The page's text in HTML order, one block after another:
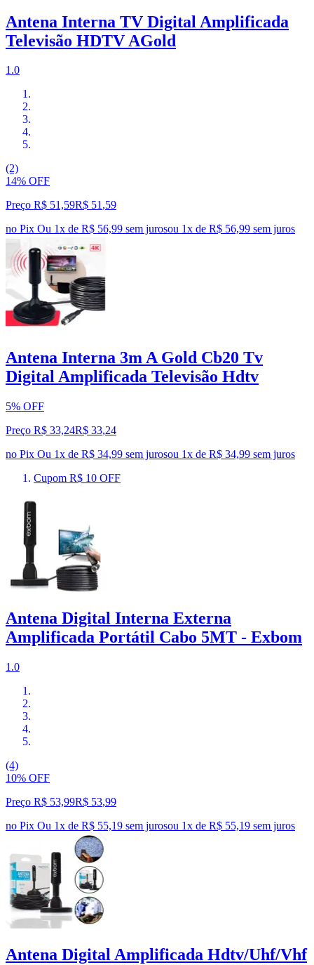
Antena Interna TV Digital Amplificada
Televisão HDTV AGold
1.0
(2)
14% OFF
Preço R$ 51,59R$ 51,59
no Pix Ou 1x de R$ 56,99 sem jurosou 1x de R$ 56,99 sem juros
Antena Interna 3m A Gold Cb20 Tv
Digital Amplificada Televisão Hdtv
5% OFF
Preço R$ 33,24R$ 33,24
no Pix Ou 1x de R$ 34,99 sem jurosou 1x de R$ 34,99 sem juros
Cupom R$ 10 OFF
Antena Digital Interna Externa
Amplificada Portátil Cabo 5MT - Exbom
1.0
(4)
10% OFF
Preço R$ 53,99R$ 53,99
no Pix Ou 1x de R$ 55,19 sem jurosou 1x de R$ 55,19 sem juros
Antena Digital Amplificada Hdtv/Uhf/Vhf